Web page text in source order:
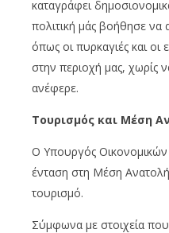
καταγράφει
πολιτική μάς βοήθησε να
όπως οι πυρκαγιές και
στην περιοχή μας, χωρίς
ανέφερε.
Τουρισμός και Μέση
Ο Υπουργός Οικονομικών
ένταση στη Μέση
τουρισμό.
Σύμφωνα με στοιχεία που